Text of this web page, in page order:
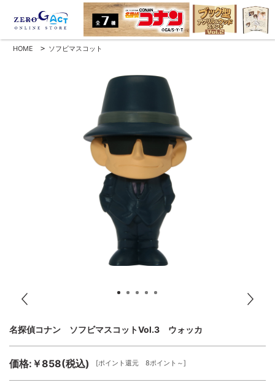
HOME > ソフビマスコット
名探偵コナン ソフビマスコットVol.3 ウォッカ
価格:￥858(税込) [ポイント還元 8ポイント～]